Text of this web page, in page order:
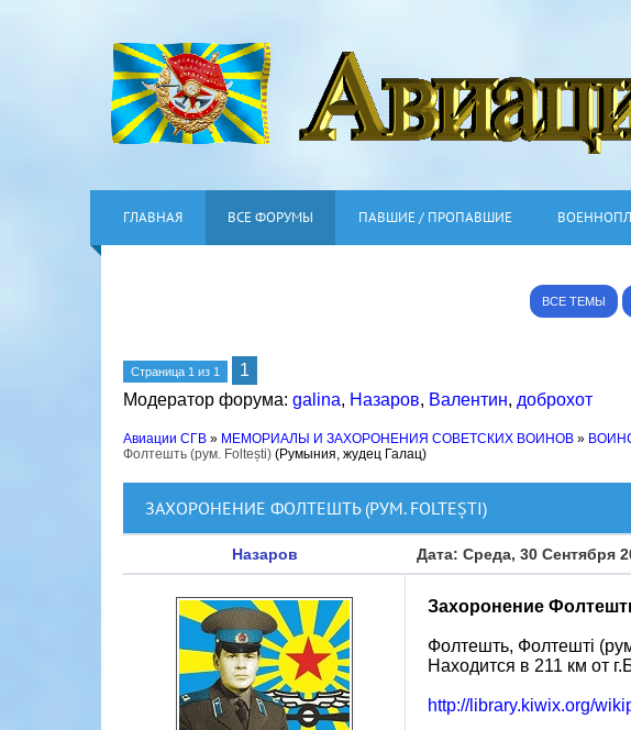
ГЛАВНАЯ ВСЕ ФОРУМЫ ПАВШИЕ / ПРОПАВШИЕ
ВСЕ ТЕМЫ
Страница 1 из 1
1
Модератор форума: galina, Назаров, Валентин, доброхот
Авиации СГВ » МЕМОРИАЛЫ И ЗАХОРОНЕНИЯ СОВЕТСКИХ ВОИНОВ »
Фолтешть (рум. Foltești) (Румыния, жудец Галац)
ЗАХОРОНЕНИЕ ФОЛТЕШТЬ (РУМ. FOLTEȘTI)
Назаров Дата: Среда, 30 Сентября
Захоронение
Фолтешть, Фолтешті
Находится в 211 км от
http://library.kiwix.org/